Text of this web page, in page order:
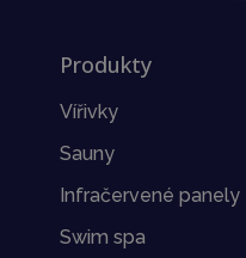
Produkty
Vířivky
Sauny
Infračervené panely
Swim spa